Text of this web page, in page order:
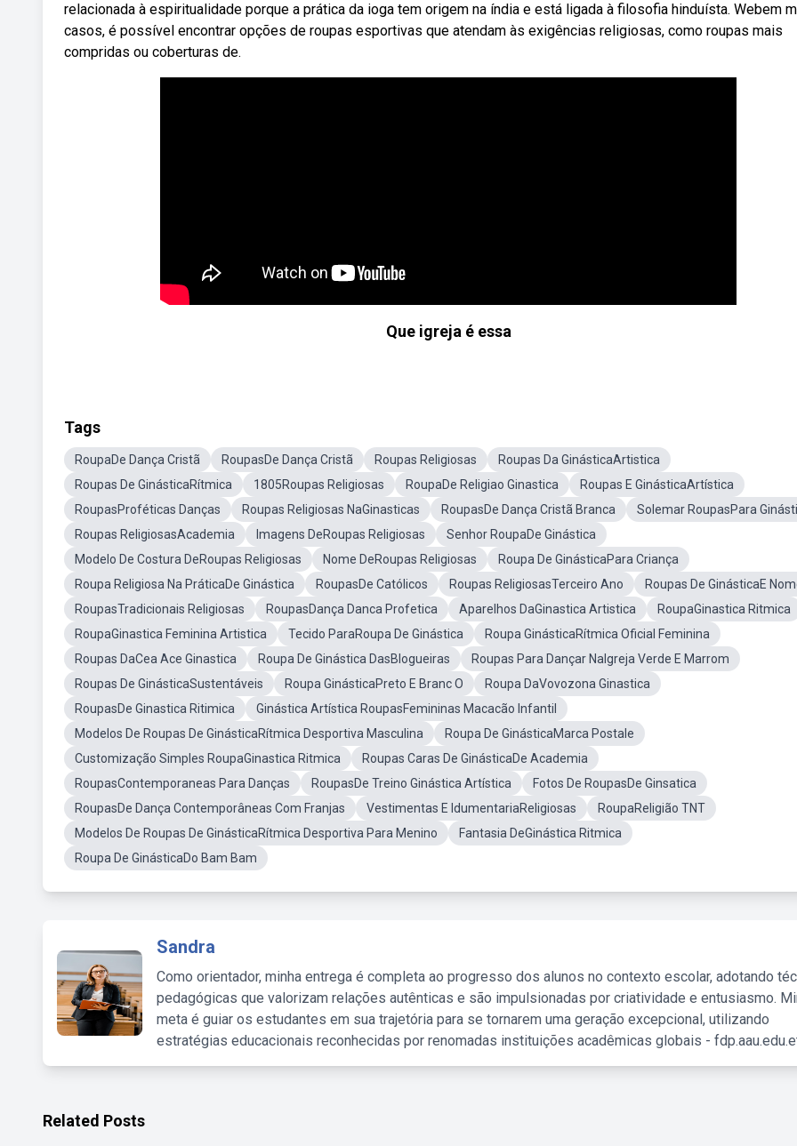
relacionada à espiritualidade porque a prática da ioga tem origem na índia e está ligada à filosofia hinduísta. Webem
casos, é possível encontrar opções de roupas esportivas que atendam às exigências religiosas, como roupas mais
compridas ou coberturas de.
Que igreja é essa
Tags
RoupaDe Dança Cristã RoupasDe Dança Cristã Roupas Religiosas
Roupas Da GinásticaArtistica
Roupas De GinásticaRítmica
1805Roupas Religiosas RoupaDe Religiao Ginastica
Roupas E GinásticaArtística
RoupasProféticas Danças
Roupas Religiosas NaGinasticas RoupasDe Dança Cristã Branca
Solemar RoupasPara
Roupas ReligiosasAcademia
Imagens DeRoupas Religiosas
Senhor RoupaDe Ginástica
Modelo De Costura DeRoupas Religiosas
Nome DeRoupas Religiosas
Roupa De GinásticaPara Criança
Roupa Religiosa Na PráticaDe Ginástica
RoupasDe Católicos Roupas ReligiosasTerceiro Ano
Roupas De GinásticaE
RoupasTradicionais Religiosas
RoupasDança Danca Profetica Aparelhos DaGinastica Artistica
RoupaGinastica Ritmica
RoupaGinastica Feminina Artistica
Tecido ParaRoupa De Ginástica
Roupa GinásticaRítmica Oficial Feminina
Roupas DaCea Ace Ginastica
Roupa De Ginástica DasBlogueiras
Roupas Para Dançar NaIgreja Verde E Marrom
Roupas De GinásticaSustentáveis
Roupa GinásticaPreto E Branc O
Roupa DaVovozona Ginastica
RoupasDe Ginastica Ritimica
Ginástica Artística RoupasFemininas Macacão Infantil
Modelos De Roupas De GinásticaRítmica Desportiva Masculina
Roupa De GinásticaMarca Postale
Customização Simples RoupaGinastica Ritmica
Roupas Caras De GinásticaDe Academia
RoupasContemporaneas Para Danças
RoupasDe Treino Ginástica Artística
Fotos De RoupasDe Ginsatica
RoupasDe Dança Contemporâneas Com Franjas
Vestimentas E IdumentariaReligiosas
RoupaReligião TNT
Modelos De Roupas De GinásticaRítmica Desportiva Para Menino
Fantasia DeGinástica Ritmica
Roupa De GinásticaDo Bam Bam
Sandra
Como orientador, minha entrega é completa ao progresso dos alunos no contexto escolar, adotando
pedagógicas que valorizam relações autênticas e são impulsionadas por criatividade e entusiasmo.
meta é guiar os estudantes em sua trajetória para se tornarem uma geração excepcional, utilizando
estratégias educacionais reconhecidas por renomadas instituições acadêmicas globais -
Related Posts